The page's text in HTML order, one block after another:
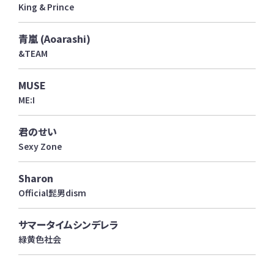
King & Prince
青嵐 (Aoarashi)
&TEAM
MUSE
ME:I
君のせい
Sexy Zone
Sharon
Official髭男dism
サマータイムシンデレラ
緑黄色社会